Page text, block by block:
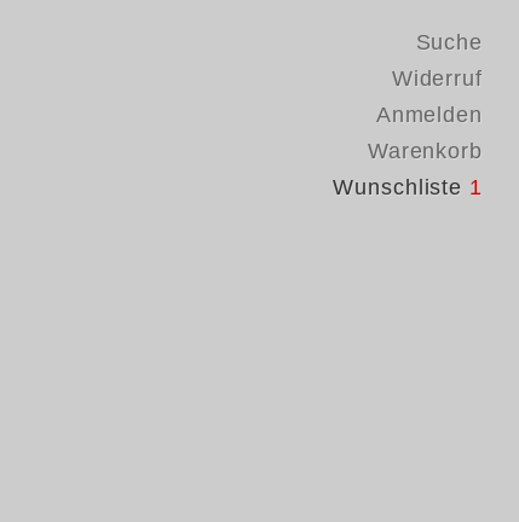
Suche
Widerruf
Anmelden
Warenkorb
Wunschliste 1